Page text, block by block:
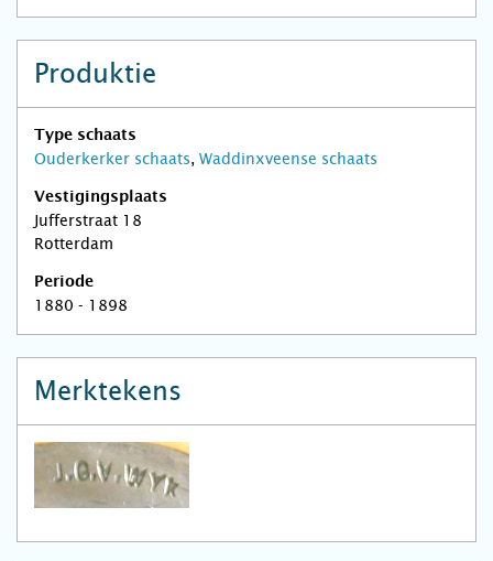
Produktie
Type schaats
Ouderkerker schaats, Waddinxveense schaats
Vestigingsplaats
Jufferstraat 18
Rotterdam
Periode
1880 - 1898
Merktekens